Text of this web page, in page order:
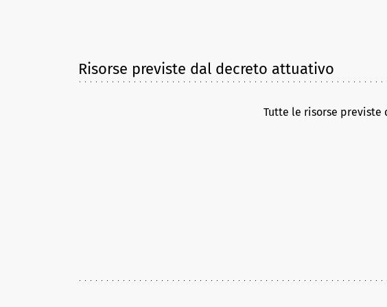
Risorse previste dal decreto attuativo
Tutte le risorse